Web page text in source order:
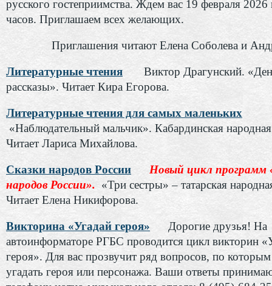
русского гостеприимства. Ждем вас 19 февраля 2026
часов. Приглашаем всех желающих.
Приглашения читают Елена Соболева и
Литературные чтения
Виктор Драгунский.
рассказы». Читает Кира Егорова.
Литературные чтения для самых маленьких
«Наблюдательный мальчик». Кабардинская народная
Читает Лариса Михайлова.
Сказки народов России
Новый цикл программ
народов России». «Три сестры» – татарская
Читает Елена Никифорова.
Викторина «Угадай героя»
Дорогие друзья! На
автоинформаторе РГБС проводится цикл викторин
героя». Для вас прозвучит ряд вопросов, по
угадать героя или персонажа. Ваши ответы